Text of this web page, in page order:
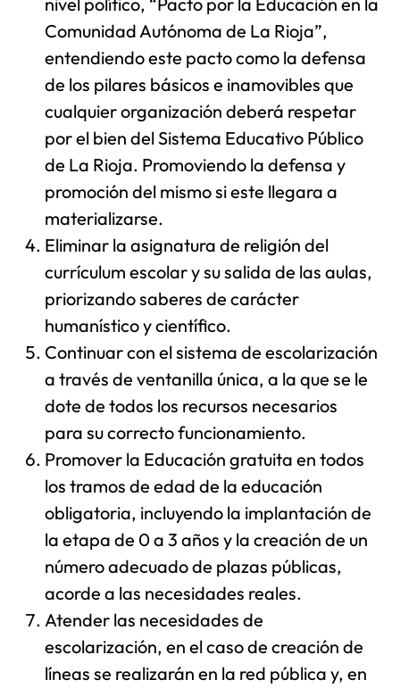
Comunidad Autónoma de La Rioja”,
entendiendo este pacto como la defensa
de los pilares básicos e inamovibles que
cualquier organización deberá respetar
por el bien del Sistema Educativo Público
de La Rioja. Promoviendo la defensa y
promoción del mismo si este llegara a
materializarse.
Eliminar la asignatura de religión del
currículum escolar y su salida de las aulas,
priorizando saberes de carácter
humanístico y científico.
Continuar con el sistema de escolarización
a través de ventanilla única, a la que se le
dote de todos los recursos necesarios
para su correcto funcionamiento.
Promover la Educación gratuita en todos
los tramos de edad de la educación
obligatoria, incluyendo la implantación de
la etapa de 0 a 3 años y la creación de un
número adecuado de plazas públicas,
acorde a las necesidades reales.
Atender las necesidades de
escolarización, en el caso de creación de
líneas se realizarán en la red pública y, en